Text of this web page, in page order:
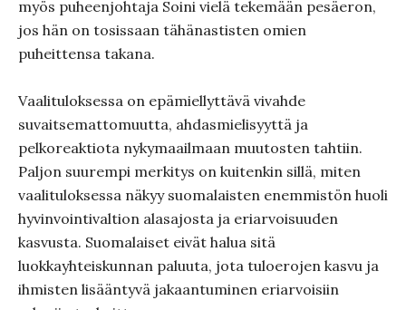
myös puheenjohtaja Soini vielä tekemään pesäeron,
jos hän on tosissaan tähänastisten omien
puheittensa takana.
Vaalituloksessa on epämiellyttävä vivahde
suvaitsemattomuutta, ahdasmielisyyttä ja
pelkoreaktiota nykymaailmaan muutosten tahtiin.
Paljon suurempi merkitys on kuitenkin sillä, miten
vaalituloksessa näkyy suomalaisten enemmistön huoli
hyvinvointivaltion alasajosta ja eriarvoisuuden
kasvusta. Suomalaiset eivät halua sitä
luokkayhteiskunnan paluuta, jota tuloerojen kasvu ja
ihmisten lisääntyvä jakaantuminen eriarvoisiin